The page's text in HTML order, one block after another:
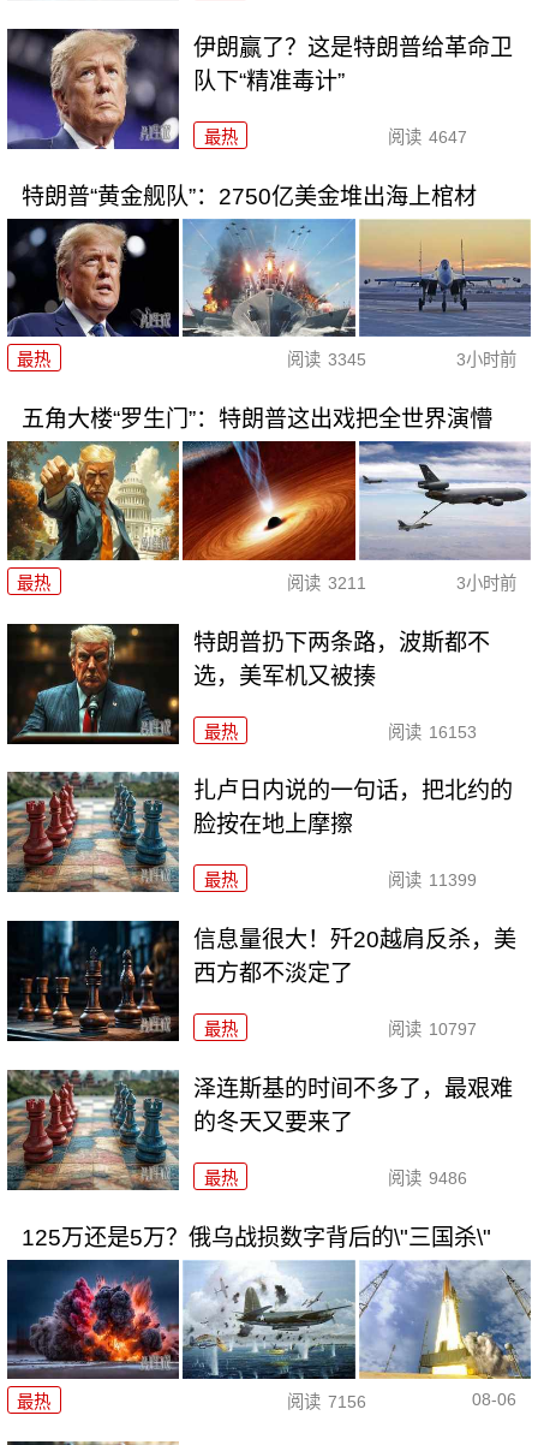
伊朗赢了？这是特朗普给革命卫
队下“精准毒计”
最热 阅读 4647
特朗普“黄金舰队”：2750亿美金堆出海上棺材
最热 阅读 3345 3小时前
五角大楼“罗生门”：特朗普这出戏把全世界演懵
最热 阅读 3211 3小时前
特朗普扔下两条路，波斯都不
选，美军机又被揍
最热 阅读 16153
扎卢日内说的一句话，把北约的
脸按在地上摩擦
最热 阅读 11399
信息量很大！歼20越肩反杀，美
西方都不淡定了
最热 阅读 10797
泽连斯基的时间不多了，最艰难
的冬天又要来了
最热 阅读 9486
125万还是5万？俄乌战损数字背后的\"三国杀\"
最热 阅读 7156 08-06